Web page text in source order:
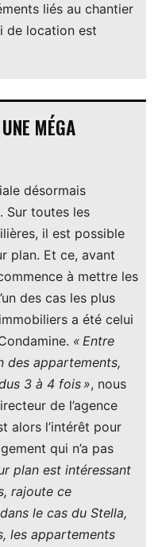
liés au chantier
de location est
MÉGA
désormais
Sur toutes les
il est possible
plan. Et ce, avant
à mettre les
des cas les plus
a été celui
« Entre
des appartements,
3 à 4 fois », nous
de l’agence
alors l’intérêt pour
qui n’a pas
plan est intéressant
rajoute ce
le cas du Stella,
les appartements